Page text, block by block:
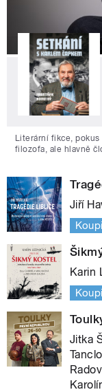
Literární fikce,
filozofa, ale hlavně
Jiří
Karin
Jitka